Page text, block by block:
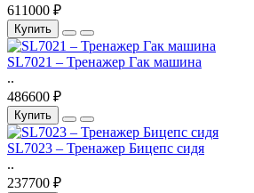
611000 ₽
Купить
SL7021 – Тренажер Гак машина
..
486600 ₽
Купить
SL7023 – Тренажер Бицепс сидя
..
237700 ₽